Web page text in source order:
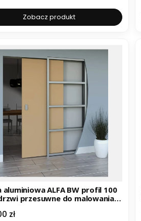
Zobacz produkt
ALFA BW profil 100
przesuwne do malowania
zł